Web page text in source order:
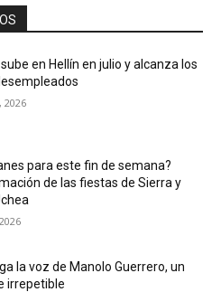
sube en Hellín en julio y alcanza los
2026
para este fin de semana?
de las fiestas de Sierra y
la voz de Manolo Guerrero, un
irrepetible